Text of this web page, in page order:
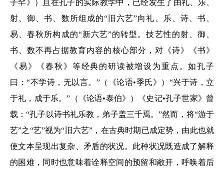
子罕》）且在孔子的实际教学中，已经发生了由礼、乐、
射、御、书、数所组成的“旧六艺”向礼、乐、诗、书、
易、春秋所构成的“新六艺”的转型。技艺性的射、御、
书、数不再占据教育内容的核心部分，对《诗》《书》
《易》《春秋》等经典的研读被增设为重点。如孔子
曰：“不学诗，无以言。”（《论语•季氏》）“兴于诗，立
于礼，成于乐。”（《论语•泰伯》）《史记•孔子世家》曾
载：“孔子以诗书礼乐教，弟子盖三千焉。”然而，将“游于
艺”之“艺”视为“旧六艺”，在古典时期已成定势，由此也就
使文本呈现出复杂、矛盾的状况。此种状况既造成了解释
的困难，同时也意味着诠释空间的预留和敞开，呼唤着后